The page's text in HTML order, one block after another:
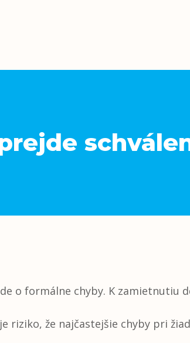
o formálne chyby. K zamietnutiu
riziko, že najčastejšie chyby pri